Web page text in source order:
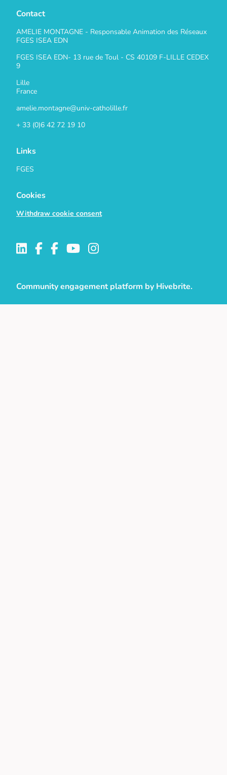
Contact
AMELIE MONTAGNE - Responsable Animation des Réseaux
FGES ISEA EDN
FGES ISEA EDN- 13 rue de Toul - CS 40109 F-LILLE CEDEX
9
Lille
France
amelie.montagne@univ-catholille.fr
+ 33 (0)6 42 72 19 10
Links
FGES
Cookies
Withdraw cookie consent
Community engagement platform by Hivebrite.